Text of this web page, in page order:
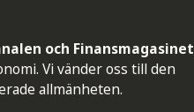
och Finansmagasinet
Vi vänder oss till den
allmänheten.